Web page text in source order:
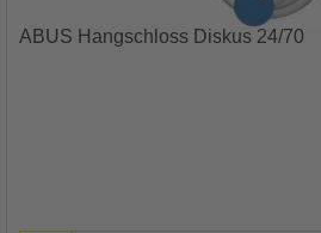
ABUS Hangschloss Diskus 24/70